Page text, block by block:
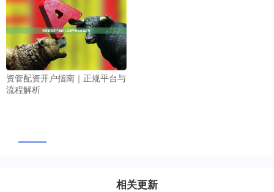
资管配资开户指南｜正规平台与
流程解析
相关更新